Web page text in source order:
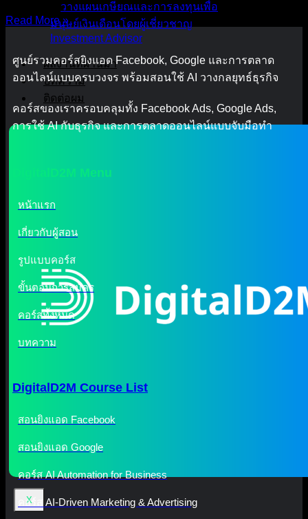
วางแผนเกษียณและการลงทุนเพื่อ
มนุษย์เงินเดือนโดยผู้เชี่ยวชาญ
Investment Advisor
ผลงานที่ผ่านมา
บทความ
ติดต่อผม
X
Read More »
ศูนย์รวมคอร์สยิงแอด Facebook, Google และการตลาด
ออนไลน์แบบครบวงจร พร้อมสอนใช้ AI วางกลยุทธ์ธุรกิจ
คอร์สของเราครอบคลุมทั้ง Facebook Ads, Google Ads,
การใช้ AI กับธุรกิจ และการตลาดออนไลน์แบบจับมือทำ
DigitalD2M Menu
หน้าแรก
เกี่ยวกับผู้สอน
รูปแบบคอร์ส
ขั้นตอนการสมัคร
คอร์สทั้งหมด
บทความ
DigitalD2M Course List
สอนยิงแอด Facebook
สอนยิงแอด Google
คอร์ส AI Automation for Business
คอร์ส AI-Driven Marketing & Advertising